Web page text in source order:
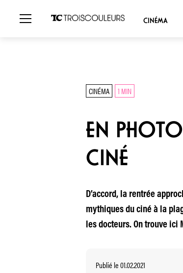
CINÉMA
CINÉMA 1 MIN
EN
CINÉ
D’accord, la rentrée
mythiques du ciné à la
les docteurs. On trouve ici
Publié le 01.02.2021